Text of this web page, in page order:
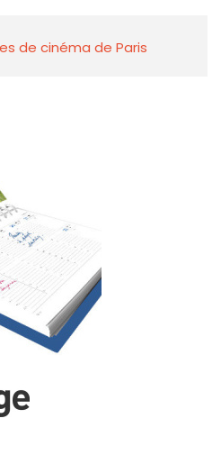
de cinéma de Paris